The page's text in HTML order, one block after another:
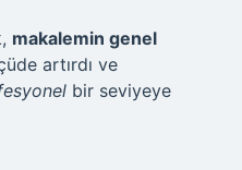
makalemin genel
artırdı ve
bir seviyeye